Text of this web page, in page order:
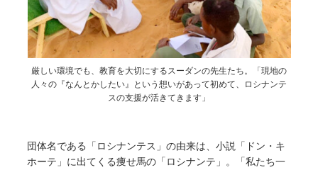
厳しい環境でも、教育を大切にするスーダンの先生たち。「現地の
人々の『なんとかしたい』という想いがあって初めて、ロシナンテ
スの支援が活きてきます」
団体名である「ロシナンテス」の由来は、小説「ドン・キ
ホーテ」に出てくる痩せ馬の「ロシナンテ」。「私たち一